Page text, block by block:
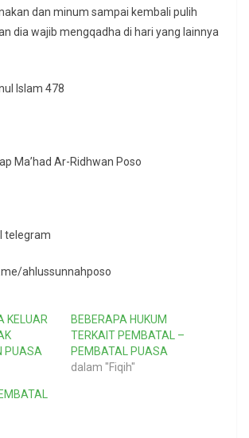
dan minum sampai kembali pulih
dia wajib mengqadha di hari yang lainnya
Islam 478
Ma’had Ar-Ridhwan Poso
telegram
ahlussunnahposo
KELUAR
PUASA
BEBERAPA HUKUM
TERKAIT PEMBATAL –
PEMBATAL PUASA
dalam "Fiqih"